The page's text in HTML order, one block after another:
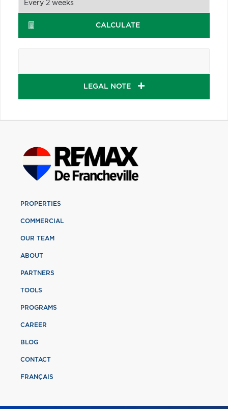
CALCULATE
LEGAL NOTE
PROPERTIES
COMMERCIAL
OUR TEAM
ABOUT
PARTNERS
TOOLS
PROGRAMS
CAREER
BLOG
CONTACT
FRANÇAIS